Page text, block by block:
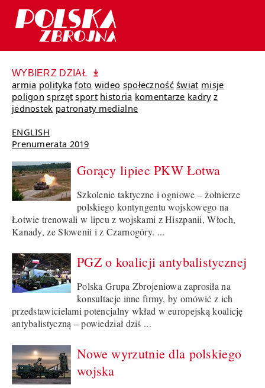
WYBIERZ DZIAŁ
armia polityka foto wideo społeczność świat misje
poligon sprzęt sport historia komentarze kadry z
jednostek patronaty medialne
ENGLISH
Prenumerata 2019
Gorący lipiec PKW Łotwa
Szkolenie taktyczne i ogniowe – żołnierze
polskiego kontyngentu wojskowego na
Łotwie trenowali w lipcu z wojskami z Hiszpanii, Włoch,
Kanady, ze Słowenii i z Czarnogóry. ...
PGZ o koalicji antybalistycznej
Polska Grupa Zbrojeniowa zaprosiła na
konsultacje inne firmy, by omówić z ich
przedstawicielami potencjalny wkład w europejską koalicję
antybalistyczną – powiedział dziś ...
Nowe wyrzutnie dla polskiego
wojska